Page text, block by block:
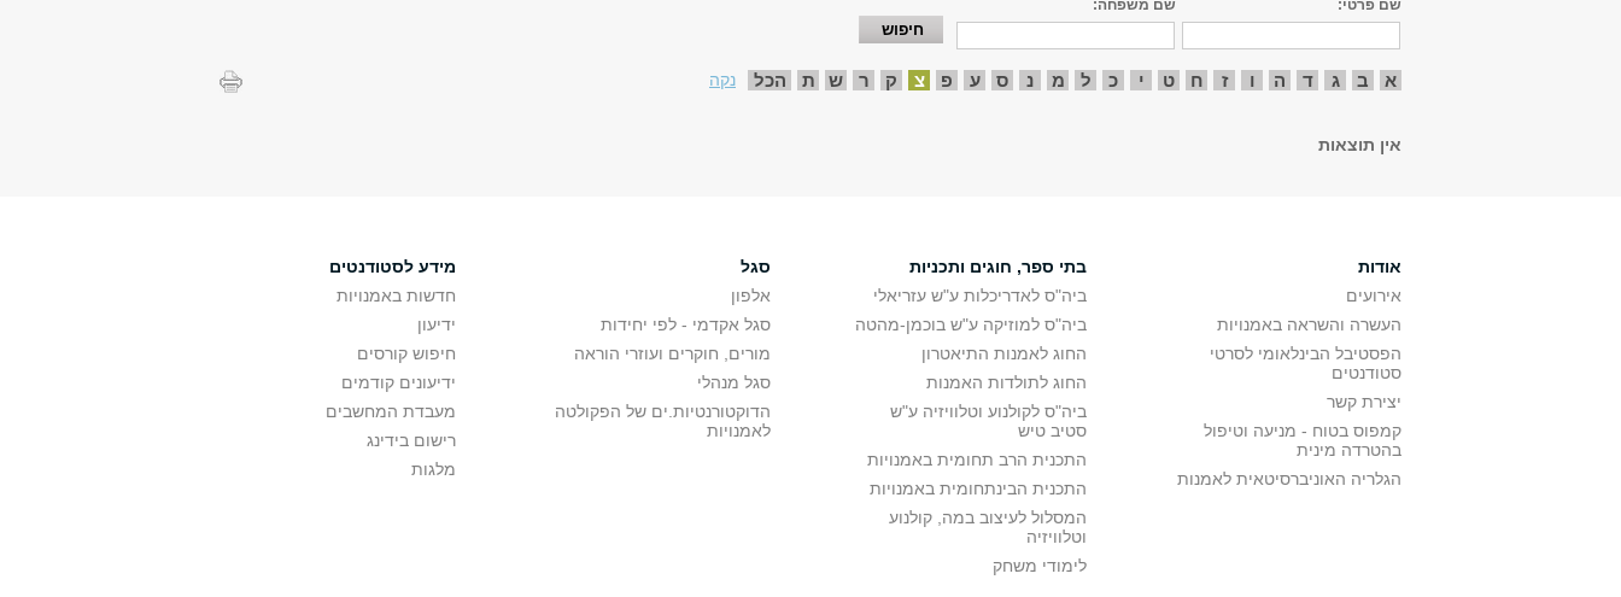
שם פרטי: שם משפחה:
א ב ג ד ה ו ז ח ט י כ ל מ נ ס ע פ צ ק ר ש ת הכל נקה
אין תוצאות
אודות
אירועים
העשרה והשראה באמנויות
הפסטיבל הבינלאומי לסרטי
סטודנטים
יצירת קשר
קמפוס בטוח - מניעה וטיפול
בהטרדה מינית
הגלריה האוניברסיטאית לאמנות
בתי ספר, חוגים ותכניות
ביה"ס לאדריכלות ע"ש עזריאלי
ביה"ס למוזיקה ע"ש בוכמן-מהטה
החוג לאמנות התיאטרון
החוג לתולדות האמנות
ביה"ס לקולנוע וטלוויזיה ע"ש
סטיב טיש
התכנית הרב תחומית באמנויות
התכנית הבינתחומית באמנויות
המסלול לעיצוב במה, קולנוע
וטלוויזיה
לימודי משחק
סגל
אלפון
סגל אקדמי - לפי יחידות
מורים, חוקרים ועוזרי הוראה
סגל מנהלי
הדוקטורנטיות.ים של הפקולטה
לאמנויות
מידע לסטודנטים
חדשות באמנויות
ידיעון
חיפוש קורסים
ידיעונים קודמים
מעבדת המחשבים
רישום בידינג
מלגות